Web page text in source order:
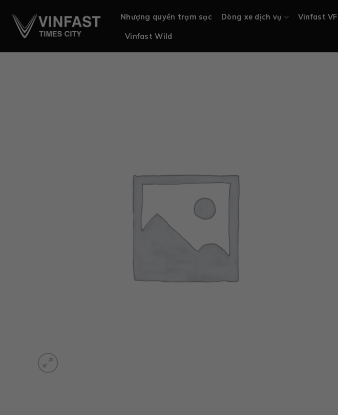
đến
Nhượng quyền trạm sạc Dòng xe dịch vụ Vinfast
Vinfast Wild